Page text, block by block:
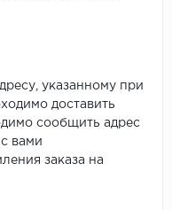
Wonderful Vinyl
указанному при
доставить
сообщить адрес
вами
заказа на